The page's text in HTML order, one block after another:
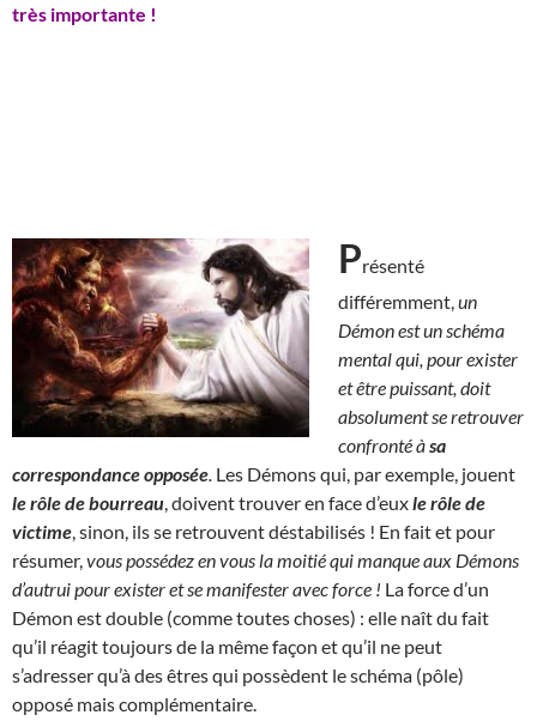
très importante !
Présenté
différemment, un
Démon est un schéma
mental qui, pour exister
et être puissant, doit
absolument se retrouver
confronté àsa
correspondance opposée Les Démons qui, par exemple, jouent
le rôle de bourreau , doivent trouver en face d’euxle rôle de
victime , sinon, ils se retrouvent déstabilisés ! En fait et pour
résumer, vous possédez en vous la moitié qui manque aux Démons
d’autrui pour exister et se manifester avec force ! La force d’un
Démon est double (comme toutes choses) : elle naît du fait
qu’il réagit toujours de la même façon et qu’il ne peut
s’adresser qu’à des êtres qui possèdent le schéma (pôle)
opposé mais complémentaire.